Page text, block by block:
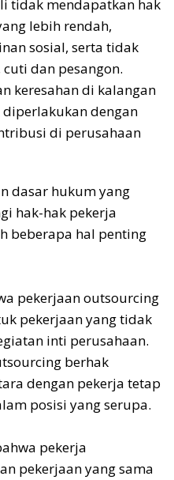
tidak mendapatkan hak
lebih rendah,
sosial, serta tidak
dan pesangon.
keresahan di kalangan
dengan
di perusahaan
dasar hukum yang
hak-hak pekerja
beberapa hal penting
pekerjaan outsourcing
pekerjaan yang tidak
inti perusahaan.
berhak
dengan pekerja tetap
posisi yang serupa.
pekerja
pekerjaan yang sama